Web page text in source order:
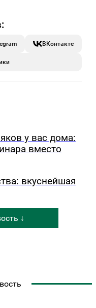
ВКонтакте
у вас дома:
вместо
вкуснейшая
↓